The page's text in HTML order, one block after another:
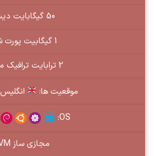
50 گیگابایت دیسک
1 گیگابیت پورت شبکه
2 ترابایت ترافیک ماهیانه
موقعیت ها: انگلیس
OS:
مجازی ساز KVM